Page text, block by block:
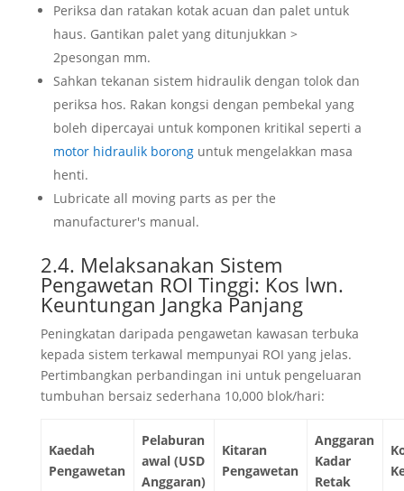
Periksa dan ratakan kotak acuan dan palet untuk
haus. Gantikan palet yang ditunjukkan >
2pesongan mm.
Sahkan tekanan sistem hidraulik dengan tolok dan
periksa hos. Rakan kongsi dengan pembekal yang
boleh dipercayai untuk komponen kritikal seperti a
motor hidraulik borong untuk mengelakkan masa
henti.
Lubricate all moving parts as per the
manufacturer's manual.
2.4. Melaksanakan Sistem
Pengawetan ROI Tinggi: Kos lwn.
Keuntungan Jangka Panjang
Peningkatan daripada pengawetan kawasan terbuka
kepada sistem terkawal mempunyai ROI yang jelas.
Pertimbangkan perbandingan ini untuk pengeluaran
tumbuhan bersaiz sederhana 10,000 blok/hari:
Kaedah
Pengawetan
Pelaburan
awal (USD
Anggaran)
Kitaran
Pengawetan
Anggaran
Kadar
Retak